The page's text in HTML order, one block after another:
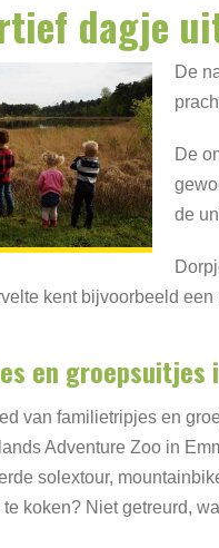
dagje
De
De
de
kent bijvoorbeeld
en groepsuitjes
van familietripjes en
Adventure Zoo in
solextour,
koken? Niet getreurd,